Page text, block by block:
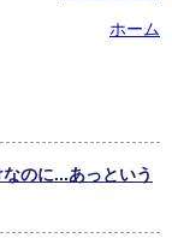
ホーム
のに...あっという